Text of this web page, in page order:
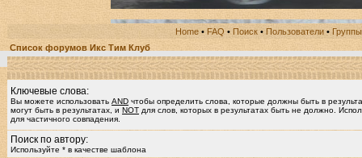
Home • FAQ • Поиск • Пользователи • Группы
Список форумов Икс Тим Клуб
Ключевые слова:
Вы можете использовать AND чтобы определить слова, которые должны быть в
могут быть в результатах, и NOT для слов, которых в результатах быть не должно.
для частичного совпадения.
Поиск по автору:
Используйте * в качестве шаблона